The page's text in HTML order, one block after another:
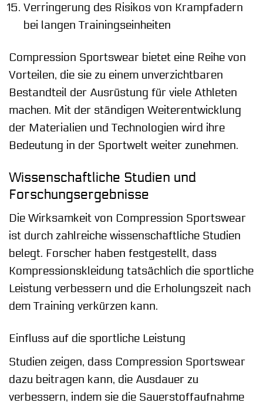
Verringerung des Risikos von Krampfadern
bei langen Trainingseinheiten
Compression Sportswear bietet eine Reihe von
Vorteilen, die sie zu einem unverzichtbaren
Bestandteil der Ausrüstung für viele Athleten
machen. Mit der ständigen Weiterentwicklung
der Materialien und Technologien wird ihre
Bedeutung in der Sportwelt weiter zunehmen.
Wissenschaftliche Studien und
Forschungsergebnisse
Die Wirksamkeit von Compression Sportswear
ist durch zahlreiche wissenschaftliche Studien
belegt. Forscher haben festgestellt, dass
Kompressionskleidung tatsächlich die sportliche
Leistung verbessern und die Erholungszeit nach
dem Training verkürzen kann.
Einfluss auf die sportliche Leistung
Studien zeigen, dass Compression Sportswear
dazu beitragen kann, die Ausdauer zu
verbessern, indem sie die Sauerstoffaufnahme